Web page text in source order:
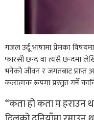
गजल उर्दू भाषामा प्रेमका
फारसी छन्द वा त्यसै छन्दमा
भनेको जीवन र जगतबाट प्राप्त
कलात्मक रूपमा प्रस्तुत गर्ने
“कता हो कता म हराउन